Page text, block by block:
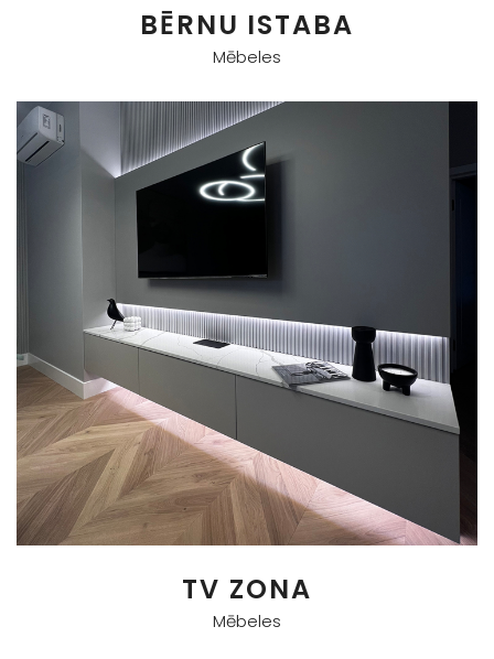
BĒRNU ISTABA
Mēbeles
TV ZONA
Mēbeles